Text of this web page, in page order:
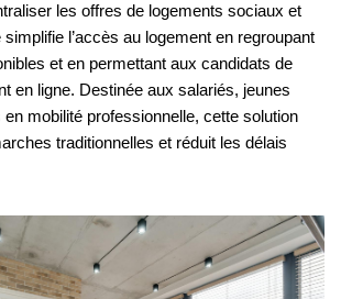
les offres de logements sociaux et
l’accès au logement en regroupant
et en permettant aux candidats de
en ligne. Destinée aux salariés, jeunes
mobilité professionnelle, cette solution
traditionnelles et réduit les délais